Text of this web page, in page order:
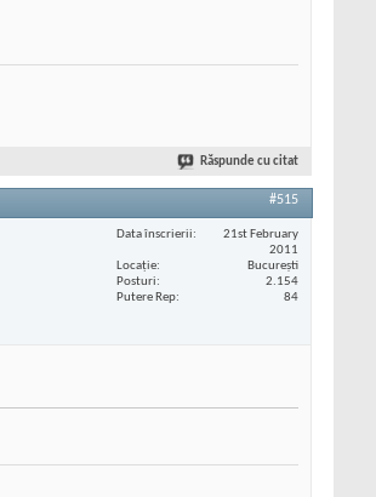
Răspunde cu citat
#515
Data înscrierii
21st February
2011
Locaţie
București
Posturi
2.154
Putere Rep
84